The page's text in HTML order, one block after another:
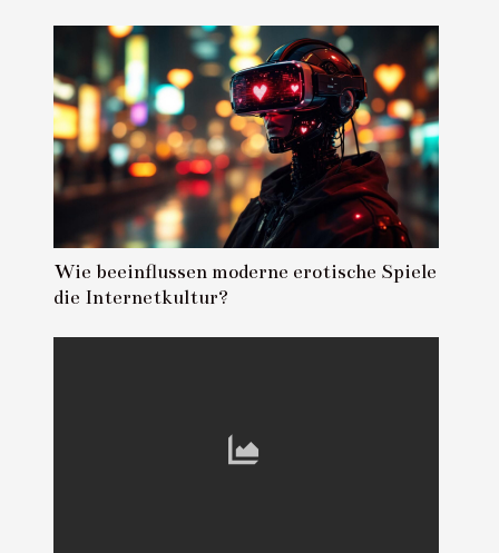
Wie beeinflussen moderne erotische Spiele
die Internetkultur?